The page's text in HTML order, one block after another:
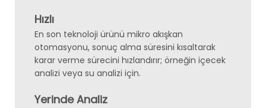
Hızlı
En son teknoloji ürünü mikro akışkan
otomasyonu, sonuç alma süresini kısaltarak
karar verme sürecini hızlandırır; örneğin içecek
analizi veya su analizi için.
Yerinde Analiz